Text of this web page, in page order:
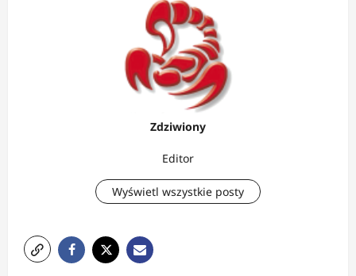
Zdziwiony
Editor
Wyświetl wszystkie posty